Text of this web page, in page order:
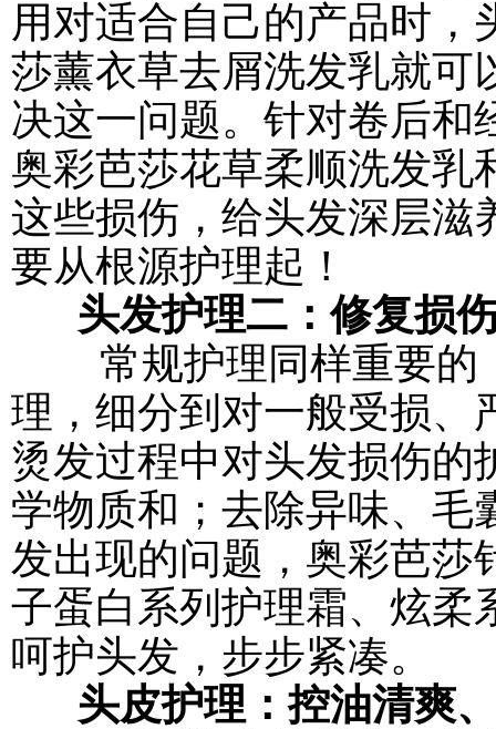
用对适合自己的产品时
莎薰衣草去屑洗发乳就可
决这一问题。针对卷后和
奥彩芭莎花草柔顺洗发乳
这些损伤，给头发深层滋
要从根源护理起！
头发护理二：修复损
常规护理同样重要的
理，细分到对一般受损、
烫发过程中对头发损伤的
学物质和；去除异味、毛
发出现的问题，奥彩芭莎
子蛋白系列护理霜、炫柔
呵护头发，步步紧凑。
头皮护理：控油清爽